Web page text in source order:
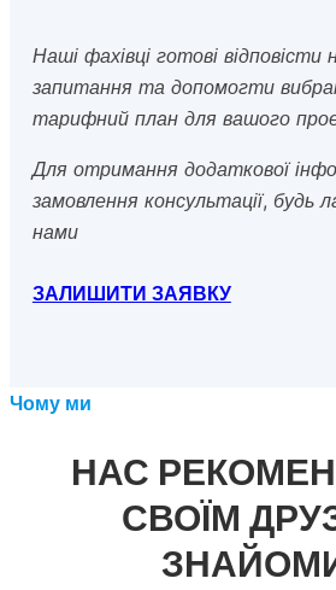
Наші фахівці готові відповісти
запитання та допомогти
тарифний план для вашого
Для отримання додаткової
замовлення консультації, будь
нами
ЗАЛИШИТИ ЗАЯВКУ
Чому ми
НАС
СВОЇМ